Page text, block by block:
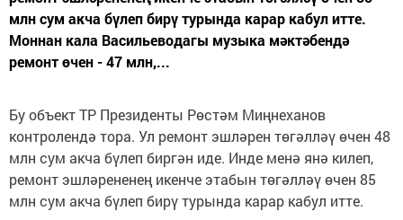
млн сум акча бүлеп бирү турында карар кабул итте.
Моннан кала Васильеводагы музыка мәктәбендә
ремонт өчен - 47 млн,...
Бу объект ТР Президенты Рөстәм Миңнеханов
контролендә тора. Ул ремонт эшләрен төгәлләү өчен 48
млн сум акча бүлеп биргән иде. Инде менә янә килеп,
ремонт эшләрененең икенче этабын төгәлләү өчен 85
млн сум акча бүлеп бирү турында карар кабул итте.